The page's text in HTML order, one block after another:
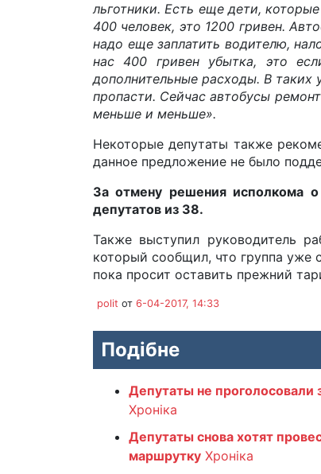
льготники. Есть еще дети,
400 человек, это 1200 гривен.
надо еще заплатить водителю,
нас 400 гривен убытка, это
дополнительные расходы. В
пропасти. Сейчас автобусы
меньше и меньше».
Некоторые депутаты также
данное предложение не было
За отмену решения исполкома
депутатов из 38.
Также выступил руководитель
который сообщил, что группа уже
пока просит оставить прежний
polit от 6-04-2017, 14:33
Подібне
Депутаты не
Хроніка
Депутаты снова хотят
маршрутку Хроніка